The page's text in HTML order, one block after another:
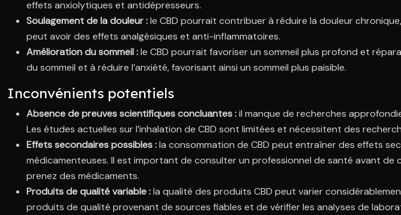
effets anxiolytiques et antidépresseurs.
Soulagement de la douleur :le CBD pourrait contribuer à réduire la douleur
peut avoir des effets analgésiques et anti-inflammatoires.
Amélioration du sommeil :le CBD pourrait favoriser un sommeil plus profond et
du sommeil et à réduire l’anxiété, favorisant ainsi un sommeil plus paisible.
Inconvénients potentiels
Absence de preuves scientifiques concluantes :il manque de recherches
Les études actuelles sur l’inhalation de CBD sont limitées et nécessitent des
Effets secondaires possibles :la consommation de CBD peut entraîner des effets
médicamenteuses. Il est important de consulter un professionnel de santé avant de
prenez des médicaments.
Produits de qualité variable :la qualité des produits CBD peut varier
produits de qualité provenant de sources fiables et de vérifier les analyses de